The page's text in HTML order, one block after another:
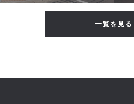
一覧を見る